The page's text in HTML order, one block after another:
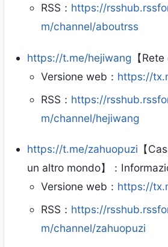
RSS： https://
m/channel/aboutrss
https://t.me/hejiwang 【
Versione web： https://
RSS： https://
m/channel/hejiwang
https://t.me/zahuopuzi 【
un altro mondo】：
Versione web： https://
RSS： https://
m/channel/zahuopuzi